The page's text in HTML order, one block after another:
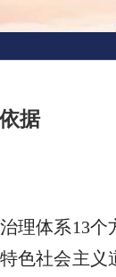
据
理体系13个
色社会主义